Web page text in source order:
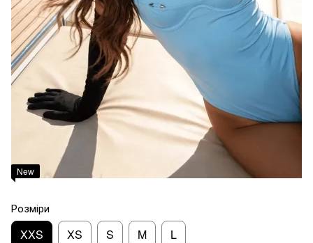
New
Розміри
XXS XS S M L